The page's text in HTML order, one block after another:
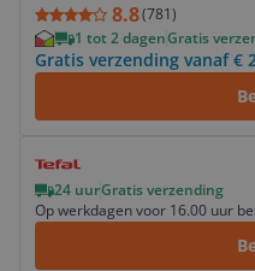
8.8(781)
1 tot 2 dagenGratis
Gratis verzending vanaf €
24 uurGratis verzending
Op werkdagen voor 16.00 uur